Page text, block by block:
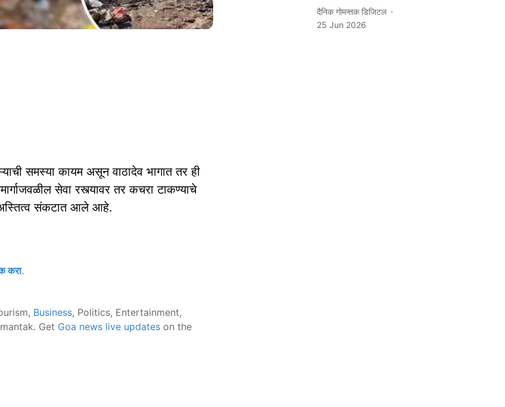
समस्या कायम असून वाठादेव भागात तर ही
सेवा रस्त्यावर तर कचरा टाकण्याचे
अस्तित्व संकटात आले आहे.
करा.
Business, Politics, Entertainment,
Get Goa news live updates on the
दैनिक गोमन्तक डिजिटल
25 Jun 2026